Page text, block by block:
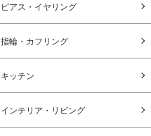
ピアス・イヤリング
指輪・カフリング
キッチン
インテリア・リビング